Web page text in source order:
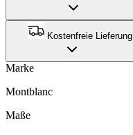
Kostenfreie Lieferung
Marke
Montblanc
Maße